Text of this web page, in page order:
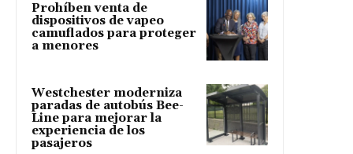
Prohíben venta de
dispositivos de vapeo
camuflados para proteger
a menores
Westchester moderniza
paradas de autobús Bee-
Line para mejorar la
experiencia de los
pasajeros